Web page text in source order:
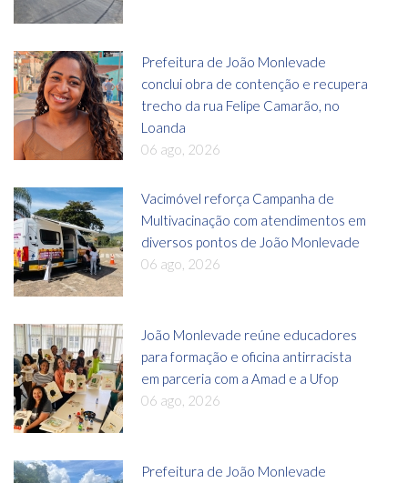
Prefeitura de João Monlevade
conclui obra de contenção e recupera
trecho da rua Felipe Camarão, no
Loanda
06 ago, 2026
Vacimóvel reforça Campanha de
Multivacinação com atendimentos em
diversos pontos de João Monlevade
06 ago, 2026
João Monlevade reúne educadores
para formação e oficina antirracista
em parceria com a Amad e a Ufop
06 ago, 2026
Prefeitura de João Monlevade